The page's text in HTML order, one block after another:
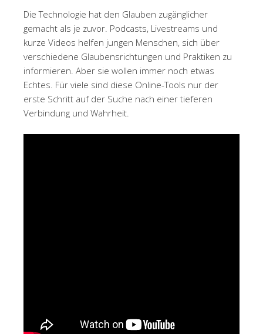
Die Technologie hat den Glauben zugänglicher
gemacht als je zuvor. Podcasts, Livestreams und
kurze Videos helfen jungen Menschen, sich über
verschiedene Glaubensrichtungen und Praktiken zu
informieren. Aber sie wollen immer noch etwas
Echtes. Für viele sind diese Online-Tools nur der
erste Schritt auf der Suche nach einer tieferen
Verbindung und Wahrheit.